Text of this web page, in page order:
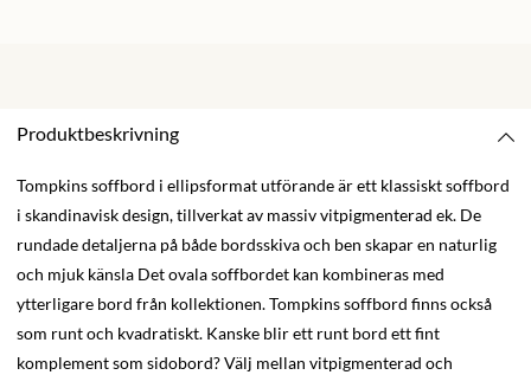
Produktbeskrivning
Tompkins soffbord i ellipsformat utförande är ett klassiskt soffbord
i skandinavisk design, tillverkat av massiv vitpigmenterad ek. De
rundade detaljerna på både bordsskiva och ben skapar en naturlig
och mjuk känsla Det ovala soffbordet kan kombineras med
ytterligare bord från kollektionen. Tompkins soffbord finns också
som runt och kvadratiskt. Kanske blir ett runt bord ett fint
komplement som sidobord? Välj mellan vitpigmenterad och